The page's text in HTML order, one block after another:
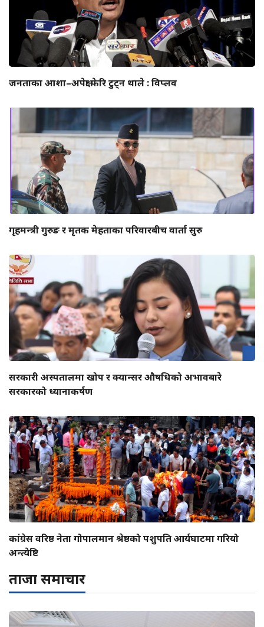
जनताका आशा–अपेक्षा फेरि टुट्न थाले : विप्लव
गृहमन्त्री गुरुङ र मृतक मेहताका परिवारबीच वार्ता सुरु
सरकारी अस्पतालमा खोप र क्यान्सर औषधिको अभावबारे
सरकारको ध्यानाकर्षण
कांग्रेस वरिष्ठ नेता गोपालमान श्रेष्ठको पशुपति आर्यघाटमा गरियो
अन्त्येष्टि
ताजा समाचार